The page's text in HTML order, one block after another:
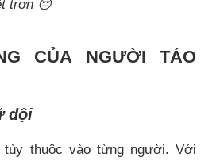
trơn 😔
CỦA NGƯỜI TÁO
dội
tùy thuộc vào từng người. Với